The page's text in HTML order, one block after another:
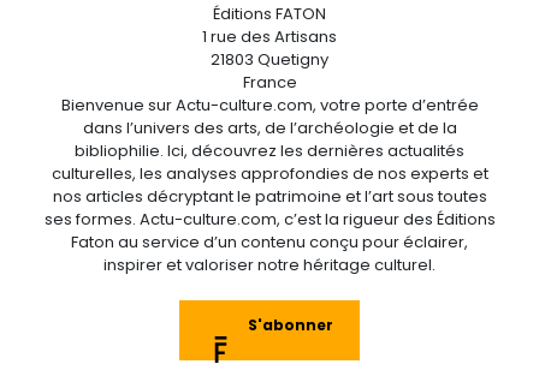
Éditions FATON
1 rue des Artisans
21803 Quetigny
France
Bienvenue sur Actu-culture.com, votre porte d’entrée
dans l’univers des arts, de l’archéologie et de la
bibliophilie. Ici, découvrez les dernières actualités
culturelles, les analyses approfondies de nos experts et
nos articles décryptant le patrimoine et l’art sous toutes
ses formes. Actu-culture.com, c’est la rigueur des Éditions
Faton au service d’un contenu conçu pour éclairer,
inspirer et valoriser notre héritage culturel.
S'abonner